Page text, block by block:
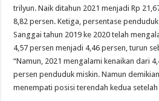
trilyun. Naik ditahun 2021 menjadi Rp
8,82 persen. Ketiga, persentase
Sanggai tahun 2019 ke 2020 telah
4,57 persen menjadi 4,46 persen, turun
“Namun, 2021 mengalami kenaikan dari
persen penduduk miskin. Namun
menempati posisi terendah kedua setelah